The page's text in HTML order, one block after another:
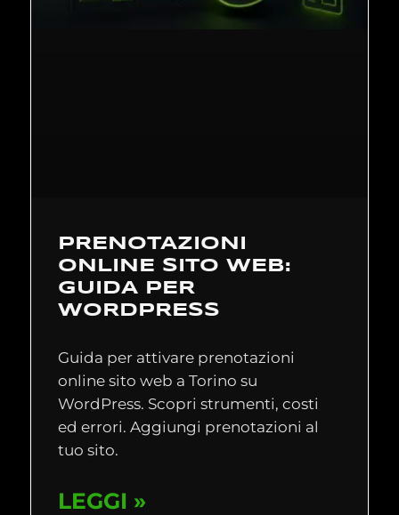
PRENOTAZIONI
ONLINE SITO WEB:
GUIDA PER
WORDPRESS
Guida per attivare prenotazioni
online sito web a Torino su
WordPress. Scopri strumenti, costi
ed errori. Aggiungi prenotazioni al
tuo sito.
LEGGI »